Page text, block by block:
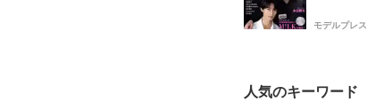
モデルプレス
人気のキーワード